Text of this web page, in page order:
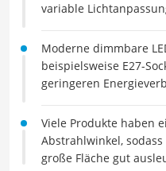
variable
Moderne dimmbare
beispielsweise E27-
geringeren
Viele Produkte haben
Abstrahlwinkel,
große Fläche gut